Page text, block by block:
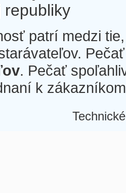
republiky
patrí medzi
. Pečať
k